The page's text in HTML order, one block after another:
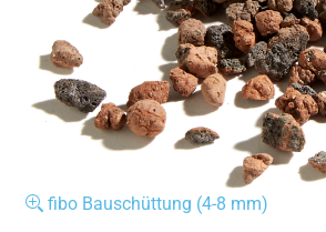
fibo Bauschüttung (4-8 mm)